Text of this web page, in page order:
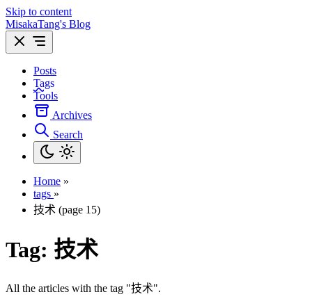
Skip to content
MisakaTang's Blog
Posts
Tags
Tools
Archives
Search
Home »
tags »
技术 (page 15)
Tag: 技术
All the articles with the tag "技术".